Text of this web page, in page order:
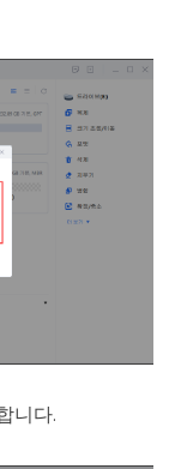
니다.